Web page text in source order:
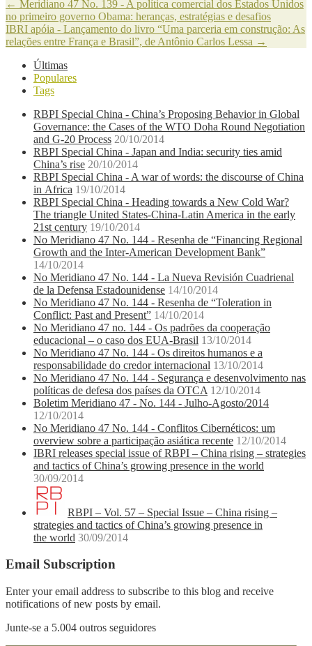
← Meridiano 47 No. 139 - A política comercial dos Estados Unidos
no primeiro governo Obama: heranças, estratégias e desafios
IBRI apóia - Lançamento do livro “Uma parceria em construção: As
relações entre França e Brasil”, de Antônio Carlos Lessa →
Últimas
Populares
Tags
RBPI Special China - China’s Proposing Behavior in Global
Governance: the Cases of the WTO Doha Round Negotiation
and G-20 Process 20/10/2014
RBPI Special China - Japan and India: security ties amid
China’s rise 20/10/2014
RBPI Special China - A war of words: the discourse of China
in Africa 19/10/2014
RBPI Special China - Heading towards a New Cold War?
The triangle United States-China-Latin America in the early
21st century 19/10/2014
No Meridiano 47 No. 144 - Resenha de “Financing Regional
Growth and the Inter-American Development Bank”
14/10/2014
No Meridiano 47 No. 144 - La Nueva Revisión Cuadrienal
de la Defensa Estadounidense 14/10/2014
No Meridiano 47 No. 144 - Resenha de “Toleration in
Conflict: Past and Present” 14/10/2014
No Meridiano 47 no. 144 - Os padrões da cooperação
educacional – o caso dos EUA-Brasil 13/10/2014
No Meridiano 47 No. 144 - Os direitos humanos e a
responsabilidade do credor internacional 13/10/2014
No Meridiano 47 No. 144 - Segurança e desenvolvimento nas
políticas de defesa dos países da OTCA 12/10/2014
Boletim Meridiano 47 - No. 144 - Julho-Agosto/2014
12/10/2014
No Meridiano 47 No. 144 - Conflitos Cibernéticos: um
overview sobre a participação asiática recente 12/10/2014
IBRI releases special issue of RBPI – China rising – strategies
and tactics of China’s growing presence in the world
30/09/2014
RBPI – Vol. 57 – Special Issue – China rising –
strategies and tactics of China’s growing presence in
the world 30/09/2014
Email Subscription
Enter your email address to subscribe to this blog and receive
notifications of new posts by email.
Junte-se a 5.004 outros seguidores